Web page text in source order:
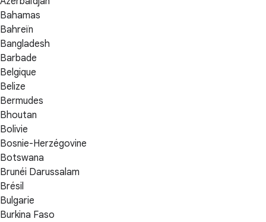
Bahamas
Bahreïn
Bangladesh
Barbade
Belgique
Belize
Bermudes
Bhoutan
Bolivie
Bosnie-Herzégovine
Botswana
Brunéi Darussalam
Brésil
Bulgarie
Burkina Faso